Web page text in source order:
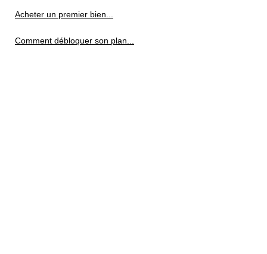
Acheter un premier bien...
Comment débloquer son plan...